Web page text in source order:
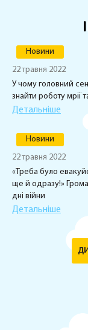
Новини
22 травня 2022
У чому головний
знайти роботу мрії
Детальніше
Новини
22 травня 2022
«Треба було
ще й одразу!»
дні війни
Детальніше